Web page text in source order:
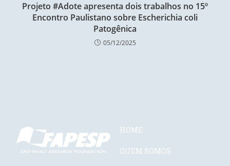
Projeto #Adote apresenta dois trabalhos no 15º
Encontro Paulistano sobre Escherichia coli
Patogênica
05/12/2025
HOME
QUEM SOMOS